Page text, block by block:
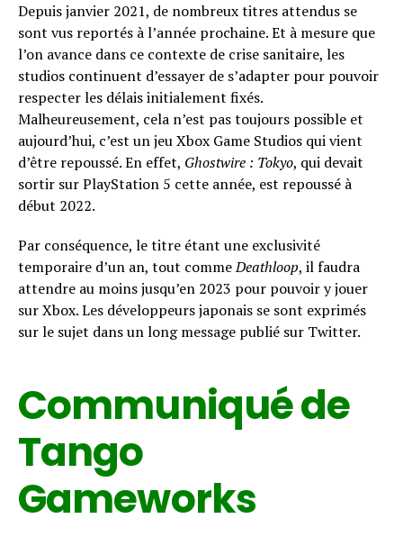
Depuis janvier 2021, de nombreux titres attendus se
sont vus reportés à l’année prochaine. Et à mesure que
l’on avance dans ce contexte de crise sanitaire, les
studios continuent d’essayer de s’adapter pour pouvoir
respecter les délais initialement fixés.
Malheureusement, cela n’est pas toujours possible et
aujourd’hui, c’est un jeu Xbox Game Studios qui vient
d’être repoussé. En effet, Ghostwire : Tokyo, qui devait
sortir sur PlayStation 5 cette année, est repoussé à
début 2022.
Par conséquence, le titre étant une exclusivité
temporaire d’un an, tout commeDeathloop, il faudra
attendre au moins jusqu’en 2023 pour pouvoir y jouer
sur Xbox. Les développeurs japonais se sont exprimés
sur le sujet dans un long message publié sur Twitter.
Communiqué de
Tango
Gameworks